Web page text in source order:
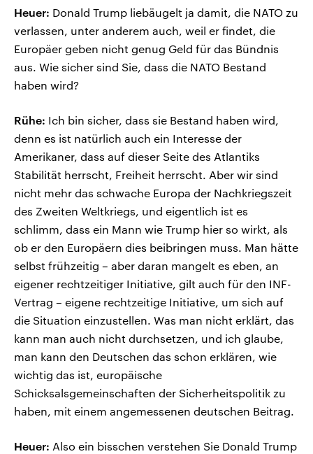
Heuer: Donald Trump liebäugelt ja damit, die NATO zu
verlassen, unter anderem auch, weil er findet, die
Europäer geben nicht genug Geld für das Bündnis
aus. Wie sicher sind Sie, dass die NATO Bestand
haben wird?
Rühe: Ich bin sicher, dass sie Bestand haben wird,
denn es ist natürlich auch ein Interesse der
Amerikaner, dass auf dieser Seite des Atlantiks
Stabilität herrscht, Freiheit herrscht. Aber wir sind
nicht mehr das schwache Europa der Nachkriegszeit
des Zweiten Weltkriegs, und eigentlich ist es
schlimm, dass ein Mann wie Trump hier so wirkt, als
ob er den Europäern dies beibringen muss. Man hätte
selbst frühzeitig – aber daran mangelt es eben, an
eigener rechtzeitiger Initiative, gilt auch für den INF-
Vertrag – eigene rechtzeitige Initiative, um sich auf
die Situation einzustellen. Was man nicht erklärt, das
kann man auch nicht durchsetzen, und ich glaube,
man kann den Deutschen das schon erklären, wie
wichtig das ist, europäische
Schicksalsgemeinschaften der Sicherheitspolitik zu
haben, mit einem angemessenen deutschen Beitrag.
Heuer: Also ein bisschen verstehen Sie Donald Trump